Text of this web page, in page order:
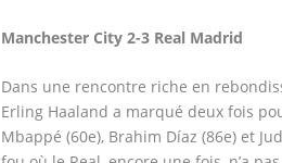
Manchester City 2-3 Real Madrid
Dans une rencontre riche en
Erling Haaland a marqué deux fois
Mbappé (60e), Brahim Díaz (86e) et